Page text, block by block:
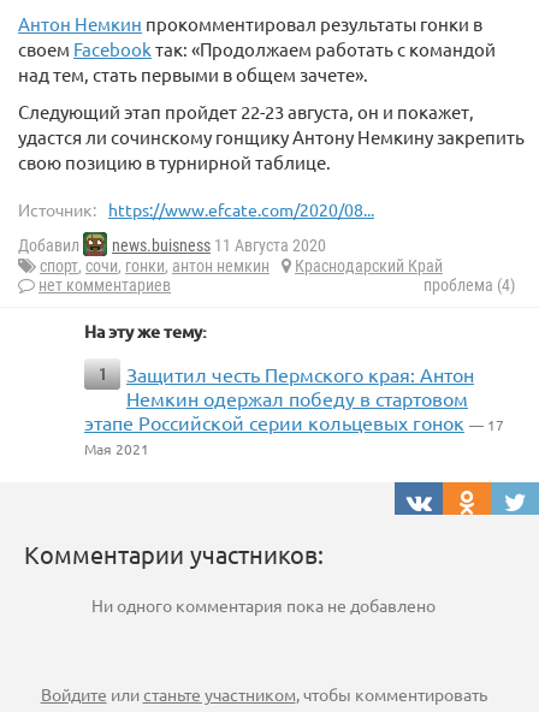
Антон Немкин прокомментировал результаты гонки в
своем Facebook так: «Продолжаем работать с командой
над тем, стать первыми в общем зачете».
Следующий этап пройдет 22-23 августа, он и покажет,
удастся ли сочинскому гонщику Антону Немкину закрепить
свою позицию в турнирной таблице.
Источник: https://www.efcate.com/2020/08...
Добавил news.buisness 11 Августа 2020
спорт, сочи, гонки, антон немкин
Краснодарский Край
нет комментариев
проблема (4)
На эту же тему:
1
Защитил честь Пермского края: Антон
Немкин одержал победу в стартовом
этапе Российской серии кольцевых гонок — 17
Мая 2021
Комментарии участников:
Ни одного комментария пока не добавлено
Войдите илистаньте участником, чтобы комментировать